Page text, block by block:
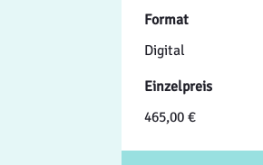
Format
Digital
Einzelpreis
465,00 €